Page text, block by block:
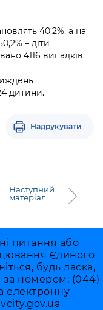
чи
of
40,2%, а на
– діти
4116 випадків.
дитини.
Надрукувати
Наступний
матеріал
питання або
Єдиного
будь ласка,
за номером: (044)
електронну